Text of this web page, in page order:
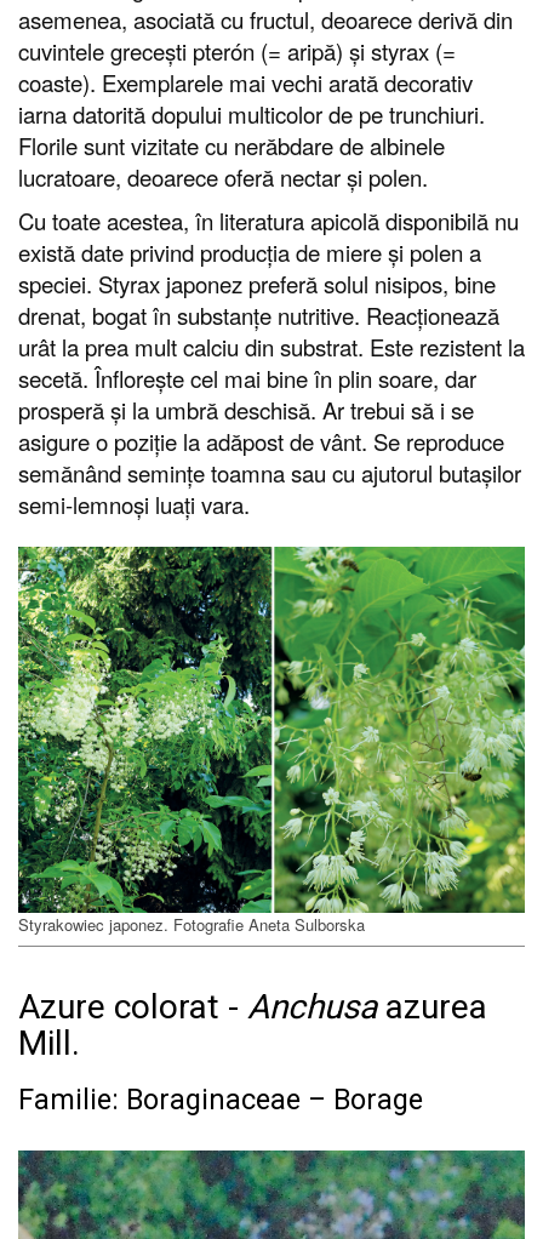
asemenea, asociată cu fructul, deoarece derivă din
cuvintele grecești pterón (= aripă) și styrax (=
coaste). Exemplarele mai vechi arată decorativ
iarna datorită dopului multicolor de pe trunchiuri.
Florile sunt vizitate cu nerăbdare de albinele
lucratoare, deoarece oferă nectar și polen.
Cu toate acestea, în literatura apicolă disponibilă nu
există date privind producția de miere și polen a
speciei. Styrax japonez preferă solul nisipos, bine
drenat, bogat în substanțe nutritive. Reacționează
urât la prea mult calciu din substrat. Este rezistent la
secetă. Înflorește cel mai bine în plin soare, dar
prosperă și la umbră deschisă. Ar trebui să i se
asigure o poziție la adăpost de vânt. Se reproduce
semănând semințe toamna sau cu ajutorul butașilor
semi-lemnoși luați vara.
Styrakowiec japonez. Fotografie Aneta Sulborska
Azure colorat - Anchusaazurea
Mill.
Familie: Boraginaceae – Borage